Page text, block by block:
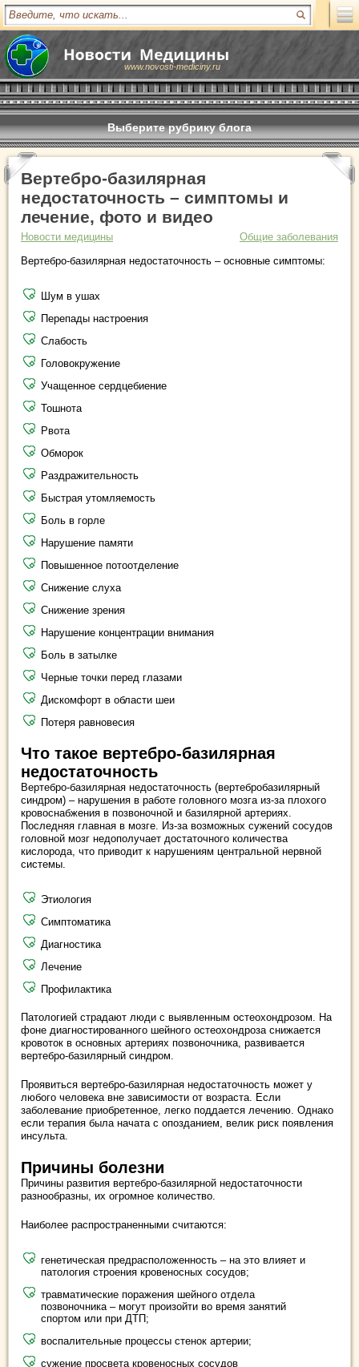
www.novosti-mediciny.ru
Выберите рубрику блога
Вертебро-базилярная
недостаточность – симптомы и
лечение, фото и видео
Новости медицины
Общие заболевания
Вертебро-базилярная недостаточность – основные симптомы:
Шум в ушах
Перепады настроения
Слабость
Головокружение
Учащенное сердцебиение
Тошнота
Рвота
Обморок
Раздражительность
Быстрая утомляемость
Боль в горле
Нарушение памяти
Повышенное потоотделение
Снижение слуха
Снижение зрения
Нарушение концентрации внимания
Боль в затылке
Черные точки перед глазами
Дискомфорт в области шеи
Потеря равновесия
Что такое вертебро-базилярная
недостаточность
Вертебро-базилярная недостаточность (вертебробазилярный
синдром) – нарушения в работе головного мозга из-за плохого
кровоснабжения в позвоночной и базилярной артериях.
Последняя главная в мозге. Из-за возможных сужений сосудов
головной мозг недополучает достаточного количества
кислорода, что приводит к нарушениям центральной нервной
системы.
Этиология
Симптоматика
Диагностика
Лечение
Профилактика
Патологией страдают люди с выявленным остеохондрозом. На
фоне диагностированного шейного остеохондроза снижается
кровоток в основных артериях позвоночника, развивается
вертебро-базилярный синдром.
Проявиться вертебро-базилярная недостаточность может у
любого человека вне зависимости от возраста. Если
заболевание приобретенное, легко поддается лечению. Однако
если терапия была начата с опозданием, велик риск появления
инсульта.
Причины болезни
Причины развития вертебро-базилярной недостаточности
разнообразны, их огромное количество.
Наиболее распространенными считаются:
генетическая предрасположенность – на это влияет и
патология строения кровеносных сосудов;
травматические поражения шейного отдела
позвоночника – могут произойти во время занятий
спортом или при ДТП;
воспалительные процессы стенок артерии;
сужение просвета кровеносных сосудов